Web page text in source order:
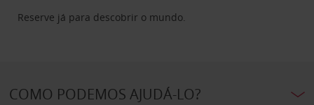
Reserve já para descobrir o mundo.
COMO PODEMOS AJUDÁ-LO?